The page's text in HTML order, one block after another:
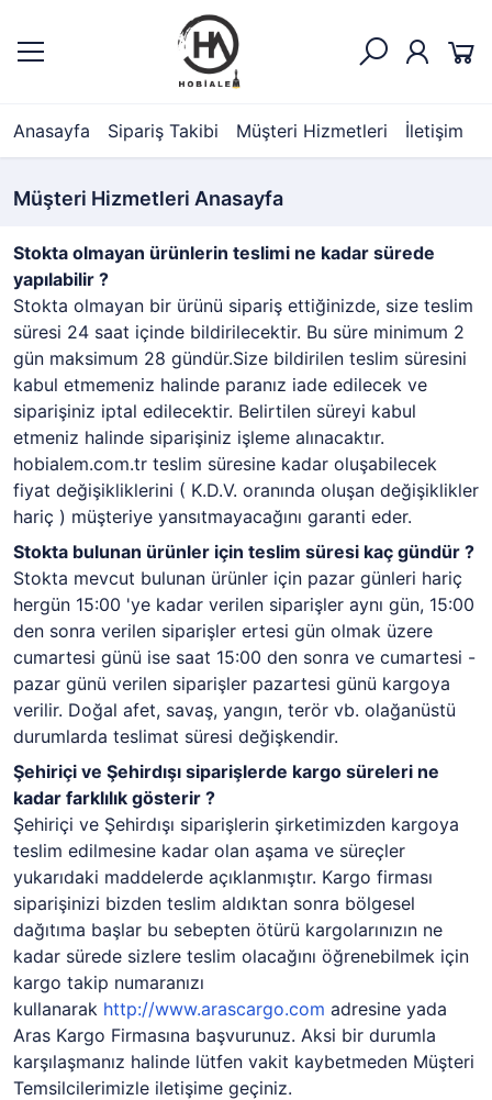
Anasayfa Sipariş Takibi Müşteri Hizmetleri İletişim
Müşteri Hizmetleri Anasayfa
Stokta olmayan ürünlerin teslimi ne kadar sürede
yapılabilir ?
Stokta olmayan bir ürünü sipariş ettiğinizde, size teslim
süresi 24 saat içinde bildirilecektir. Bu süre minimum 2
gün maksimum 28 gündür.Size bildirilen teslim süresini
kabul etmemeniz halinde paranız iade edilecek ve
siparişiniz iptal edilecektir. Belirtilen süreyi kabul
etmeniz halinde siparişiniz işleme alınacaktır.
hobialem.com.tr teslim süresine kadar oluşabilecek
fiyat değişikliklerini ( K.D.V. oranında oluşan değişiklikler
hariç ) müşteriye yansıtmayacağını garanti eder.
Stokta bulunan ürünler için teslim süresi kaç gündür ?
Stokta mevcut bulunan ürünler için pazar günleri hariç
hergün 15:00 'ye kadar verilen siparişler aynı gün, 15:00
den sonra verilen siparişler ertesi gün olmak üzere
cumartesi günü ise saat 15:00 den sonra ve cumartesi -
pazar günü verilen siparişler pazartesi günü kargoya
verilir. Doğal afet, savaş, yangın, terör vb. olağanüstü
durumlarda teslimat süresi değişkendir.
Şehiriçi ve Şehirdışı siparişlerde kargo süreleri ne
kadar farklılık gösterir ?
Şehiriçi ve Şehirdışı siparişlerin şirketimizden kargoya
teslim edilmesine kadar olan aşama ve süreçler
yukarıdaki maddelerde açıklanmıştır. Kargo firması
siparişinizi bizden teslim aldıktan sonra bölgesel
dağıtıma başlar bu sebepten ötürü kargolarınızın ne
kadar sürede sizlere teslim olacağını öğrenebilmek için
kargo takip numaranızı
kullanarak http://www.arascargo.com adresine yada
Aras Kargo Firmasına başvurunuz. Aksi bir durumla
karşılaşmanız halinde lütfen vakit kaybetmeden Müşteri
Temsilcilerimizle iletişime geçiniz.